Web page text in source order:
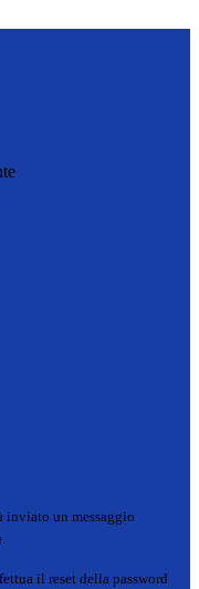
inviato un messaggio
il reset della password